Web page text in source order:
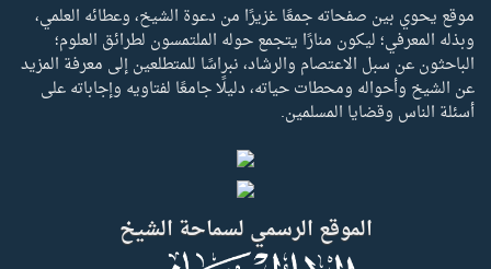
موقع يحوي بين صفحاته جمعًا غزيرًا من دعوة الشيخ، وعطائه العلمي،
وبذله المعرفي؛ ليكون منارًا يتجمع حوله الملتمسون لطرائق العلوم؛
الباحثون عن سبل الاعتصام والرشاد، نبراسًا للمتطلعين إلى معرفة المزيد
عن الشيخ وأحواله ومحطات حياته، دليلًا جامعًا لفتاويه وإجاباته على
أسئلة الناس وقضايا المسلمين.
الموقع الرسمي لسماحة الشيخ